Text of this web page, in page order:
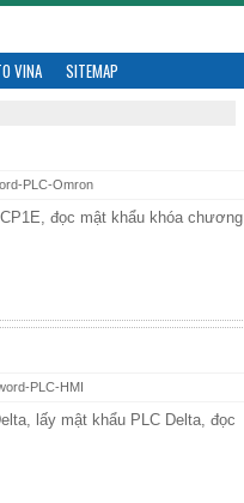
VINA SITEMAP
PLC-Omron
đọc mật khẩu khóa chương
PLC-HMI
lấy mật khẩu PLC Delta, đọc